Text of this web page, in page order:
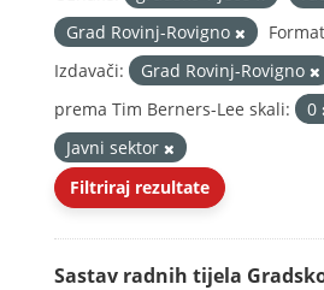
Grad Rovinj-Rovigno
Izdavači:
Grad Rovinj-Rovigno
prema Tim Berners-Lee skali:
0
Javni sektor
Filtriraj rezultate
Sastav radnih tijela